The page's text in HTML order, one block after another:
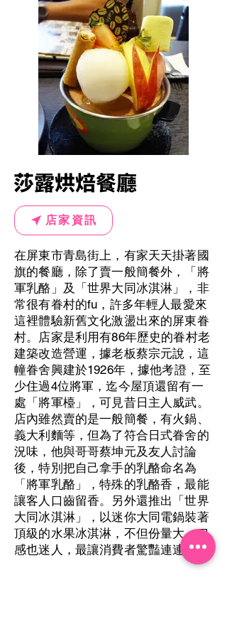
莎露烘焙餐廳
店家資訊
在屏東市青島街上，有家天天掛著國
旗的餐廳，除了賣一般簡餐外，「將
軍乳酪」及「世界大同冰淇淋」，非
常很有眷村的fu，許多年輕人最愛來
這裡體驗新舊文化激盪出來的屏東眷
村。店家是利用有86年歷史的眷村老
建築改造營運，據老板蔡宗元說，這
幢眷舍興建於1926年，據他考證，至
少住過4位將軍，迄今屋頂還留有一
處「將軍檯」，可見昔日主人威武。
店內雖然賣的是一般簡餐，有火鍋、
義大利麵等，但為了符合日式眷舍的
況味，他與哥哥蔡坤元及友人討論
後，特別把自己拿手的乳酪命名為
「將軍乳酪」，特殊的乳酪香，最能
讓客人口齒留香。另外還推出「世界
大同冰淇淋」，以迷你大同電鍋裝著
頂級的水果冰淇淋，不但份量大，口
感也迷人，最讓消費者驚豔連連。